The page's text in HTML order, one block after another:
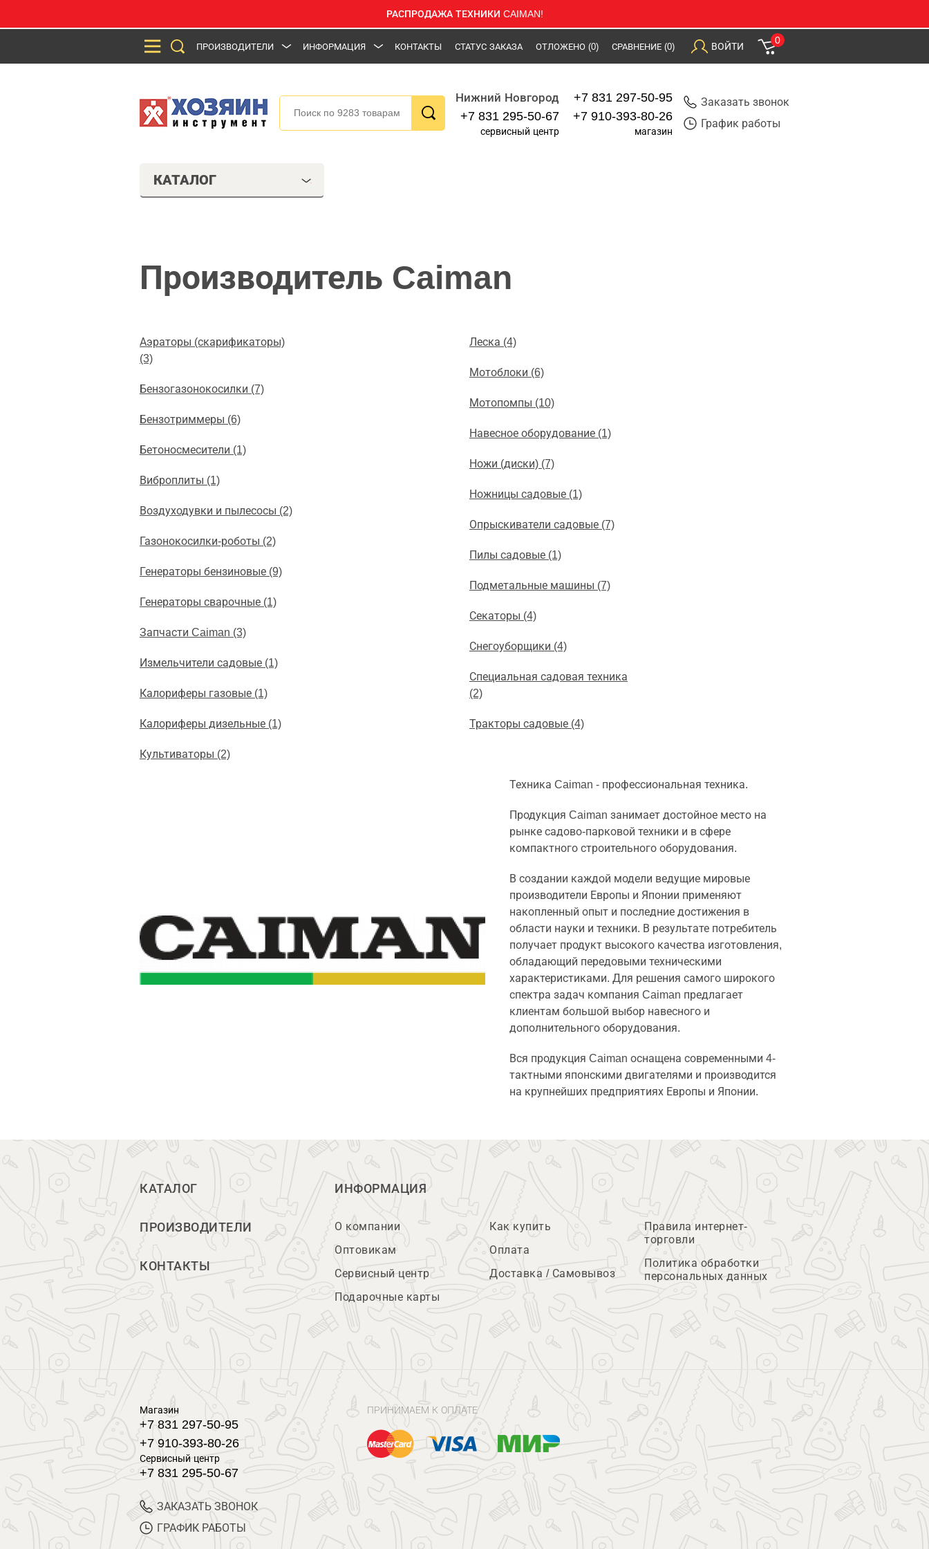
РАСПРОДАЖА ТЕХНИКИ CAIMAN!
ПРОИЗВОДИТЕЛИ ИНФОРМАЦИЯ КОНТАКТЫ СТАТУС ЗАКАЗА ОТЛОЖЕНО (0) СРАВНЕНИЕ (0) ВОЙТИ
0
Нижний Новгород
+7 831 295-50-67
сервисный центр
+7 831 297-50-95
+7 910-393-80-26
магазин
Заказать звонок
График работы
КАТАЛОГ
Производитель Caiman
Аэраторы (скарификаторы)
(3)
Бензогазонокосилки (7)
Бензотриммеры (6)
Бетоносмесители (1)
Виброплиты (1)
Воздуходувки и пылесосы (2)
Газонокосилки-роботы (2)
Генераторы бензиновые (9)
Генераторы сварочные (1)
Запчасти Caiman (3)
Измельчители садовые (1)
Калориферы газовые (1)
Калориферы дизельные (1)
Культиваторы (2)
Леска (4)
Мотоблоки (6)
Мотопомпы (10)
Навесное оборудование (1)
Ножи (диски) (7)
Ножницы садовые (1)
Опрыскиватели садовые (7)
Пилы садовые (1)
Подметальные машины (7)
Секаторы (4)
Снегоуборщики (4)
Специальная садовая техника
(2)
Тракторы садовые (4)
Техника Caiman - профессиональная техника.
Продукция Caiman занимает достойное место на
рынке садово-парковой техники и в сфере
компактного строительного оборудования.
В создании каждой модели ведущие мировые
производители Европы и Японии применяют
накопленный опыт и последние достижения в
области науки и техники. В результате потребитель
получает продукт высокого качества изготовления,
обладающий передовыми техническими
характеристиками. Для решения самого широкого
спектра задач компания Caiman предлагает
клиентам большой выбор навесного и
дополнительного оборудования.
Вся продукция Caiman оснащена современными 4-
тактными японскими двигателями и производится
на крупнейших предприятиях Европы и Японии.
КАТАЛОГ
ПРОИЗВОДИТЕЛИ
КОНТАКТЫ
ИНФОРМАЦИЯ
О компании
Оптовикам
Сервисный центр
Подарочные карты
Как купить
Оплата
Доставка / Самовывоз
Правила интернет-
торговли
Политика обработки
персональных данных
Магазин
+7 831 297-50-95
+7 910-393-80-26
Сервисный центр
+7 831 295-50-67
ЗАКАЗАТЬ ЗВОНОК
ГРАФИК РАБОТЫ
ПРИНИМАЕМ К ОПЛАТЕ